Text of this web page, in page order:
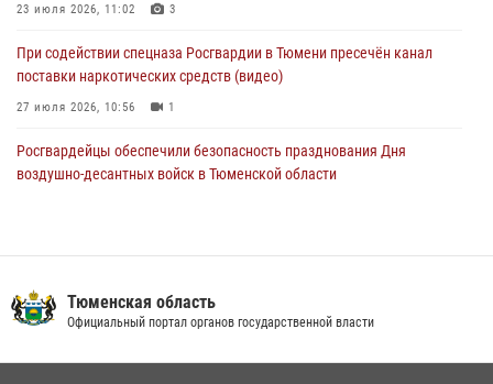
23 июля 2026, 11:02 3
При содействии спецназа Росгвардии в Тюмени пресечён канал
поставки наркотических средств (видео)
27 июля 2026, 10:56 1
Росгвардейцы обеспечили безопасность празднования Дня
воздушно-десантных войск в Тюменской области
10 июля 2026, 11:46 7
Тюменская область
Официальный портал органов государственной власти